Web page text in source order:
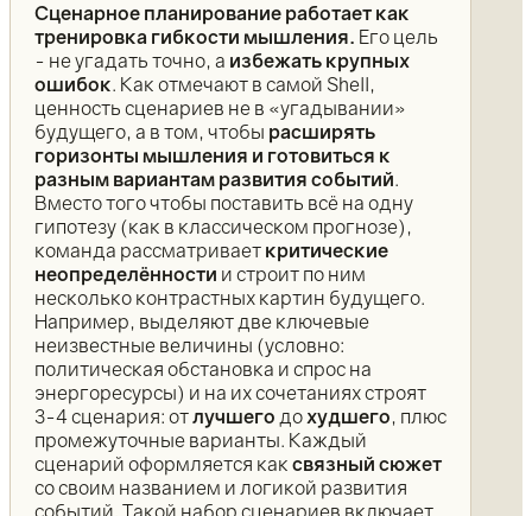
Сценарное планирование работает как
тренировка гибкости мышления. Его цель
- не угадать точно, а избежать крупных
ошибок. Как отмечают в самой Shell,
ценность сценариев не в «угадывании»
будущего, а в том, чтобы расширять
горизонты мышления и готовиться к
разным вариантам развития событий.
Вместо того чтобы поставить всё на одну
гипотезу (как в классическом прогнозе),
команда рассматривает критические
неопределённости и строит по ним
несколько контрастных картин будущего.
Например, выделяют две ключевые
неизвестные величины (условно:
политическая обстановка и спрос на
энергоресурсы) и на их сочетаниях строят
3-4 сценария: отлучшего дохудшего, плюс
промежуточные варианты. Каждый
сценарий оформляется как связный сюжет
со своим названием и логикой развития
событий. Такой набор сценариев включает